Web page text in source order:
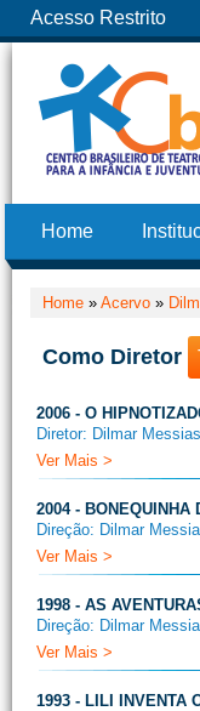
Acesso Restrito
Home
Home » Acervo »
Como Diretor
2006 - O
Diretor: Dilmar Messias
Ver Mais >
2004 - BONEQUINHA
Direção: Dilmar
Ver Mais >
1998 - AS
Direção: Dilmar
Ver Mais >
1993 - LILI INVENTA